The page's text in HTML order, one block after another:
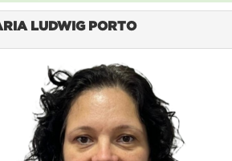
LUDWIG PORTO